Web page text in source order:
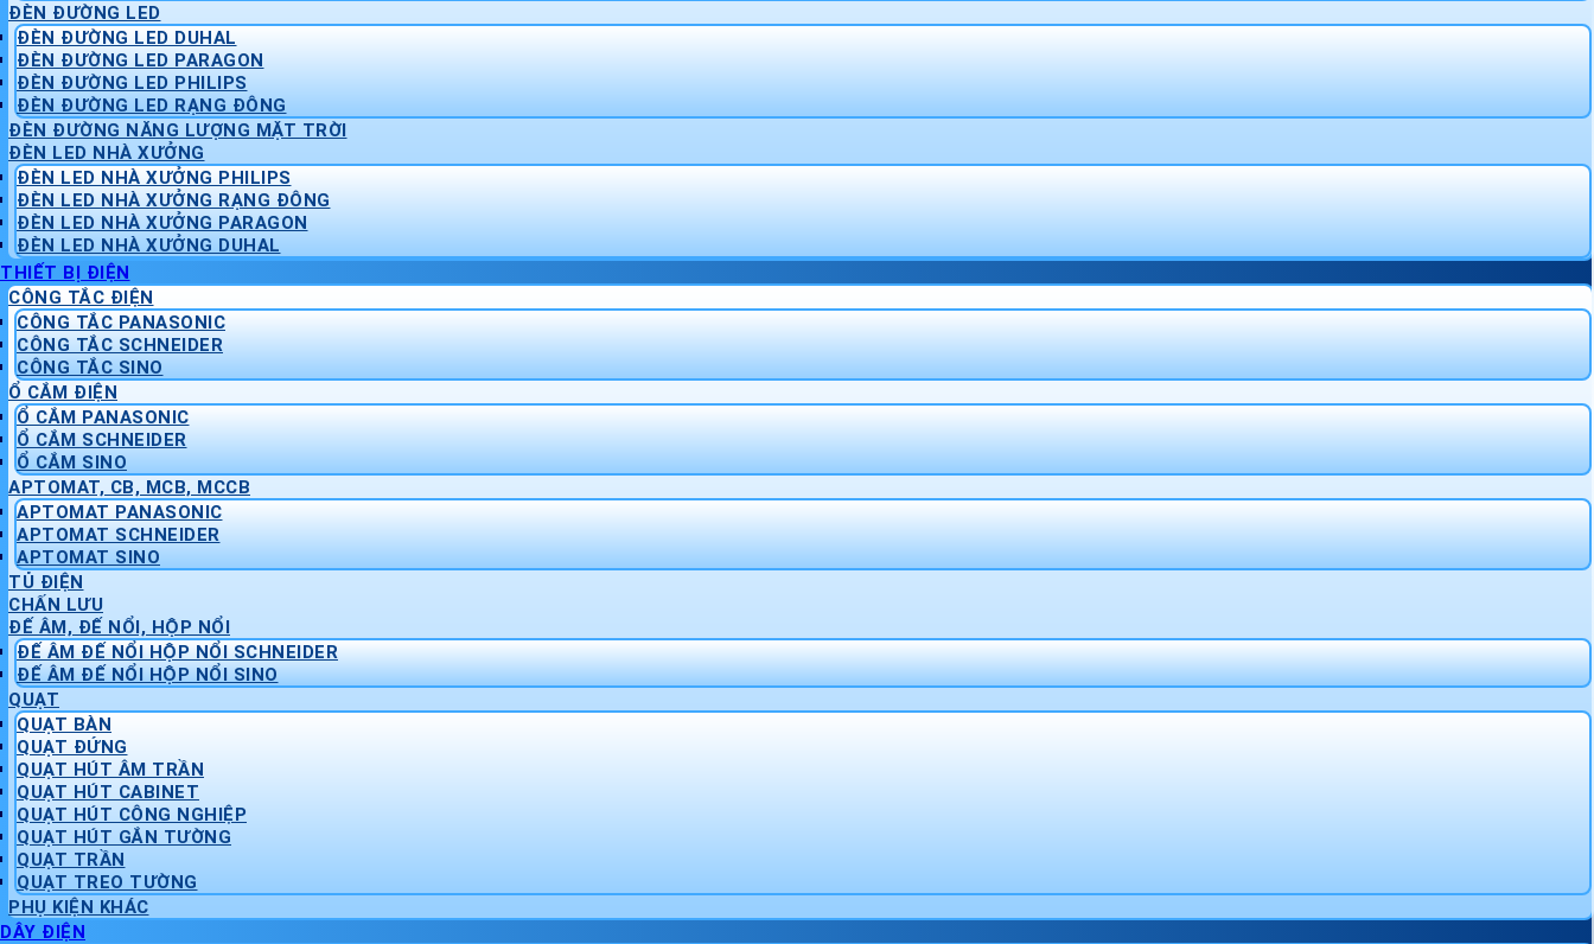
ĐÈN ĐƯỜNG LED
ĐÈN ĐƯỜNG LED DUHAL
ĐÈN ĐƯỜNG LED PARAGON
ĐÈN ĐƯỜNG LED PHILIPS
ĐÈN ĐƯỜNG LED RẠNG ĐÔNG
ĐÈN ĐƯỜNG NĂNG LƯỢNG MẶT TRỜI
ĐÈN LED NHÀ XƯỞNG
ĐÈN LED NHÀ XƯỞNG PHILIPS
ĐÈN LED NHÀ XƯỞNG RẠNG ĐÔNG
ĐÈN LED NHÀ XƯỞNG PARAGON
ĐÈN LED NHÀ XƯỞNG DUHAL
THIẾT BỊ ĐIỆN
CÔNG TẮC ĐIỆN
CÔNG TẮC PANASONIC
CÔNG TẮC SCHNEIDER
CÔNG TẮC SINO
Ổ CẮM ĐIỆN
Ổ CẮM PANASONIC
Ổ CẮM SCHNEIDER
Ổ CẮM SINO
APTOMAT, CB, MCB, MCCB
APTOMAT PANASONIC
APTOMAT SCHNEIDER
APTOMAT SINO
TỦ ĐIỆN
CHẤN LƯU
ĐẾ ÂM, ĐẾ NỔI, HỘP NỔI
ĐẾ ÂM ĐẾ NỔI HỘP NỔI SCHNEIDER
ĐẾ ÂM ĐẾ NỔI HỘP NỔI SINO
QUẠT
QUẠT BÀN
QUẠT ĐỨNG
QUẠT HÚT ÂM TRẦN
QUẠT HÚT CABINET
QUẠT HÚT CÔNG NGHIỆP
QUẠT HÚT GẮN TƯỜNG
QUẠT TRẦN
QUẠT TREO TƯỜNG
PHỤ KIỆN KHÁC
DÂY ĐIỆN